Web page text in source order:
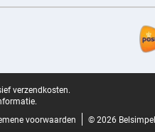
verzendkosten.
voorwaarden © 2026 Belsimpel